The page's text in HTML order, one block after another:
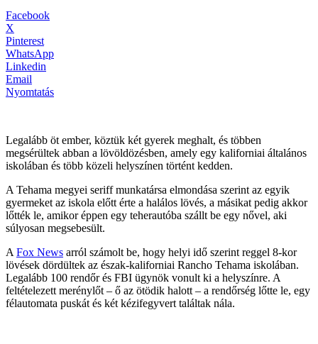
Facebook
X
Pinterest
WhatsApp
Linkedin
Email
Nyomtatás
Legalább öt ember, köztük két gyerek meghalt, és többen
megsérültek abban a lövöldözésben, amely egy kaliforniai általános
iskolában és több közeli helyszínen történt kedden.
A Tehama megyei seriff munkatársa elmondása szerint az egyik
gyermeket az iskola előtt érte a halálos lövés, a másikat pedig akkor
lőtték le, amikor éppen egy teherautóba szállt be egy nővel, aki
súlyosan megsebesült.
A Fox News arról számolt be, hogy helyi idő szerint reggel 8-kor
lövések dördültek az észak-kaliforniai Rancho Tehama iskolában.
Legalább 100 rendőr és FBI ügynök vonult ki a helyszínre. A
feltételezett merénylőt – ő az ötödik halott – a rendőrség lőtte le, egy
félautomata puskát és két kézifegyvert találtak nála.